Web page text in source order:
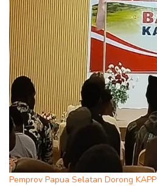
Pemprov Papua Selatan Dorong